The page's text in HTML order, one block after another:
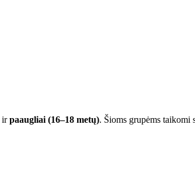
irpaaugliai (16–18 metų). Šioms grupėms